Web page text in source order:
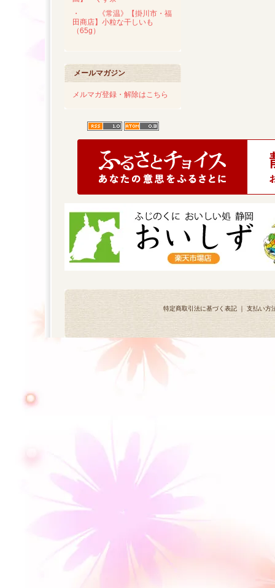
・
《常温》【掛川市・福
田商店】小粒な干しいも
（65g）
メールマガジン
メルマガ登録・解除はこちら
特定商取引法に基づく表記 ｜ 支払い方